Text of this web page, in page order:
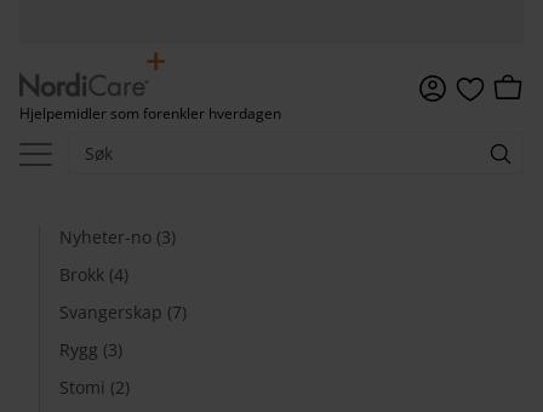
Hjelpemidler som forenkler hverdagen
Favoritter
Nyheter-no (3)
Brokk (4)
Svangerskap (7)
Rygg (3)
Stomi (2)